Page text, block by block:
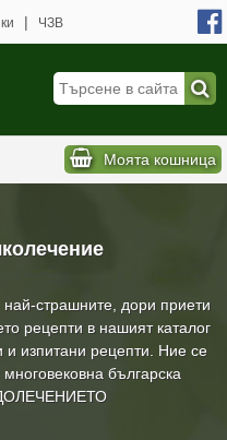
страшните, дори приети
рецепти в нашият каталог
и изпитани рецепти. Ние се
българска
| ЧЗВ
Моята кошница